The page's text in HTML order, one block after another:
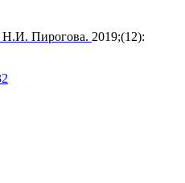
Пирогова. 2019;(12):